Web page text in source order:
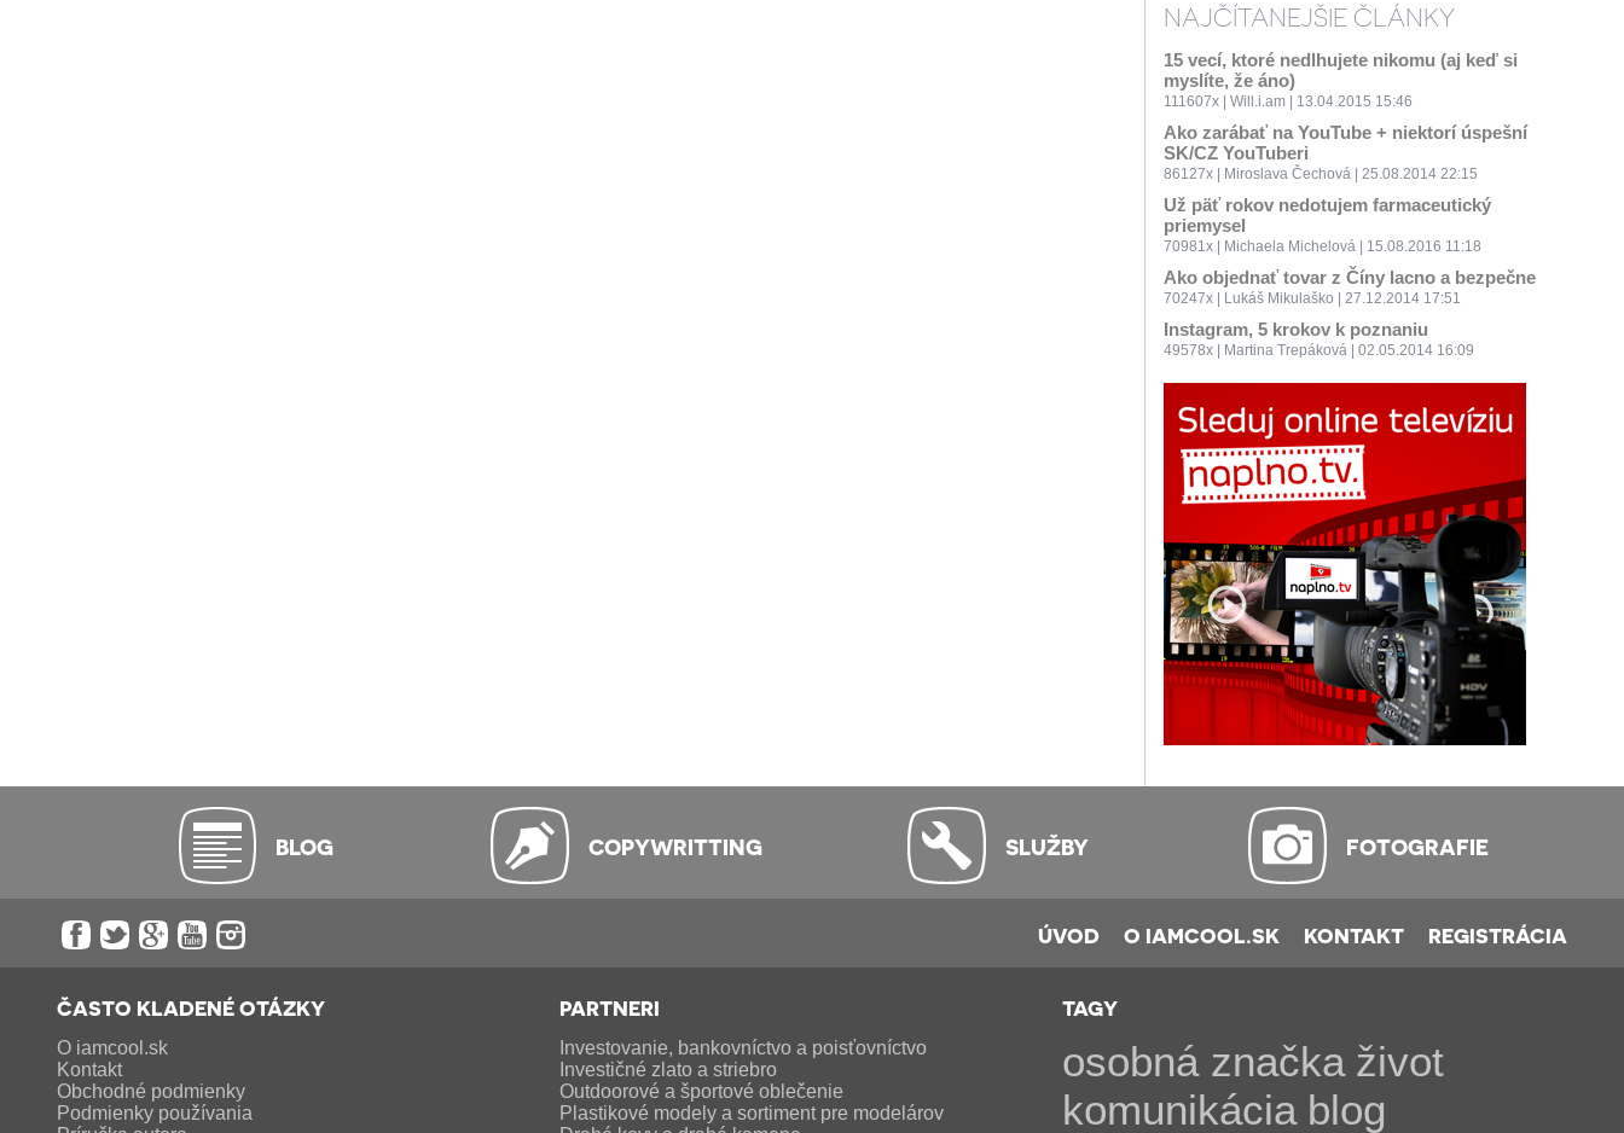
NAJČÍTANEJŠIE ČLÁNKY
15 vecí, ktoré nedlhujete nikomu (aj keď si
myslíte, že áno)
111607x | Will.i.am | 13.04.2015 15:46
Ako zarábať na YouTube + niektorí úspešní
SK/CZ YouTuberi
86127x | Miroslava Čechová | 25.08.2014 22:15
Už päť rokov nedotujem farmaceutický
priemysel
70981x | Michaela Michelová | 15.08.2016 11:18
Ako objednať tovar z Číny lacno a bezpečne
70247x | Lukáš Mikulaško | 27.12.2014 17:51
Instagram, 5 krokov k poznaniu
49578x | Martina Trepáková | 02.05.2014 16:09
BLOG COPYWRITTING SLUŽBY FOTOGRAFIE
ÚVOD O IAMCOOL.SK KONTAKT REGISTRÁCIA
ČASTO KLADENÉ OTÁZKY
O iamcool.sk
Kontakt
Obchodné podmienky
Podmienky používania
PARTNERI
Investovanie, bankovníctvo a poisťovníctvo
Investičné zlato a striebro
Outdoorové a športové oblečenie
Plastikové modely a sortiment pre modelárov
TAGY
osobná značka život
komunikácia blog